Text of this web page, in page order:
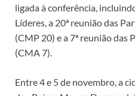
ligada à conferência,
Líderes, a 20ª reunião das
(CMP 20) e a 7ª reunião das
(CMA 7).
Entre 4 e 5 de novembro, a